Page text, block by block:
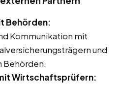
Behörden:
Kommunikation mit
und
Behörden.
Wirtschaftsprüfern: